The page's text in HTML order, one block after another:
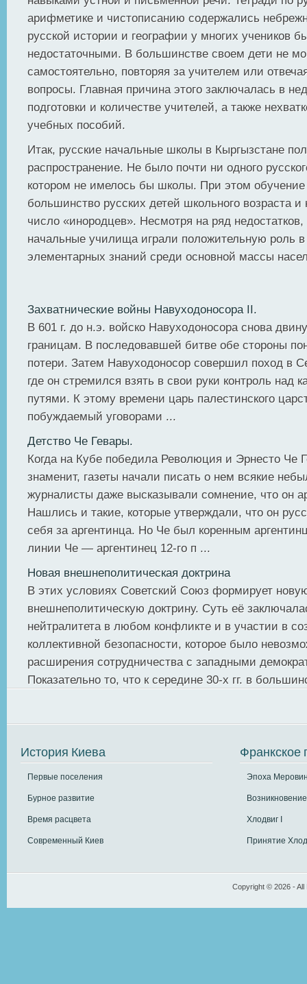
арифметике и чистописанию содержались
русской истории и географии у многих учеников
недостаточными. В большинстве своем дети не
самостоятельно, повторяя за учителем или
вопросы. Главная причина этого заключалась в
подготовки и количестве учителей, а также
учебных пособий.
Итак, русские начальные школы в Кыргызстане
распространение. Не было почти ни одного
котором не имелось бы школы. При этом обучение
большинство русских детей школьного возраста и
число «инородцев». Несмотря на ряд
начальные училища играли положительную роль в
элементарных знаний среди основной массы
Захватнические войны Навуходоносора II.
В 601 г. до н.э. войско Навуходоносора снова
границам. В последовавшей битве обе стороны
потери. Затем Навуходоносор совершил поход в
где он стремился взять в свои руки контроль над
путями. К этому времени царь палестинского
побуждаемый уговорами ...
Детство Че Гевары.
Когда на Кубе победила Революция и Эрнесто Че
знаменит, газеты начали писать о нем всякие
журналисты даже высказывали сомне­ние, что он
Нашлись и такие, которые утвер­ждали, что он
себя за аргентинца. Но Че был коренным
линии Че — аргентинец 12-го п ...
Новая внешнеполитическая доктрина
В этих условиях Советский Союз формирует
внешнеполитическую доктрину. Суть её
нейтралитета в любом конфликте и в участии в
коллективной безопасности, которое было
расширения сотрудничества с западными
Показательно то, что к середине 30-х гг. в
История Киева
Первые поселения
Бурное развитие
Время расцвета
Современный Киев
Франкское
Эпоха
Хлодвиг I
Принятие
Copyright © 2026 -